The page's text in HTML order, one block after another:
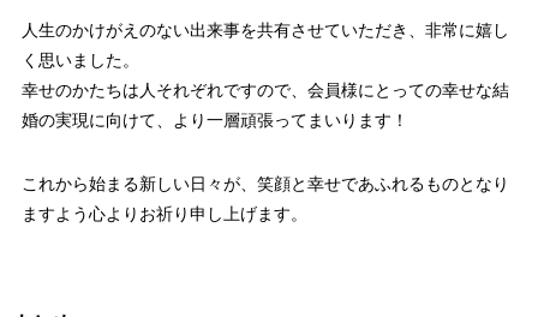
人生のかけがえのない出来事を共有させていただき、非常に嬉し
く思いました。
幸せのかたちは人それぞれですので、会員様にとっての幸せな結
婚の実現に向けて、より一層頑張ってまいります！
これから始まる新しい日々が、笑顔と幸せであふれるものとなり
ますよう心よりお祈り申し上げます。